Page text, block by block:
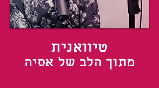
טיוואנית
מתוך הלב של אסיה